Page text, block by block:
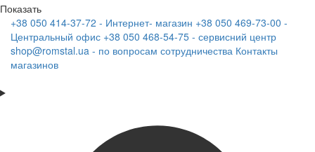
Показать
+38 050 414-37-72 - Интернет- магазин +38 050 469-73-00 -
Центральный офис +38 050 468-54-75 - сервисний центр
shop@romstal.ua - по вопросам сотрудничества Контакты
магазинов